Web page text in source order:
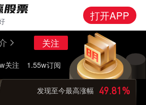
打开APP
关注
关注 1.55w订阅
发现至今最高涨幅 49.81%